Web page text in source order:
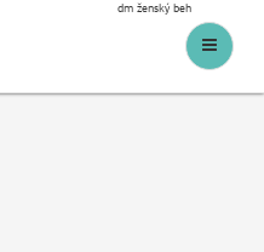
dm ženský beh
Menu